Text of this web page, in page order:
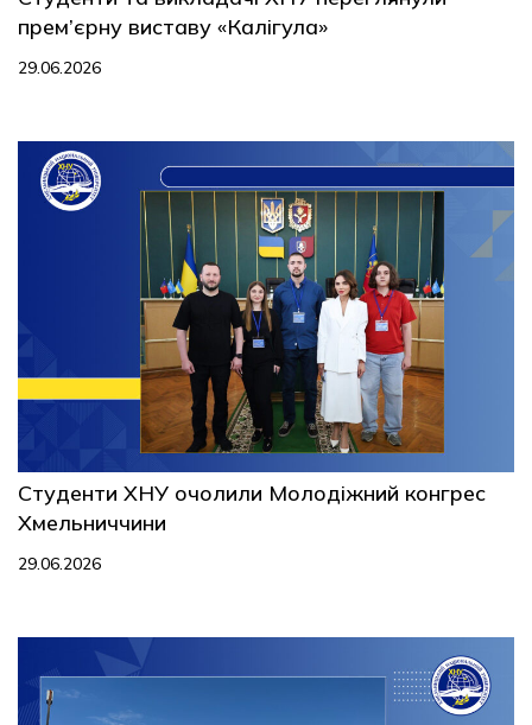
прем’єрну виставу «Калігула»
29.06.2026
Студенти ХНУ очолили Молодіжний конгрес
Хмельниччини
29.06.2026